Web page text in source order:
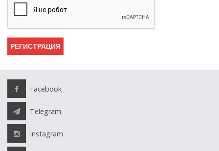
Facebook
Telegram
Instagram